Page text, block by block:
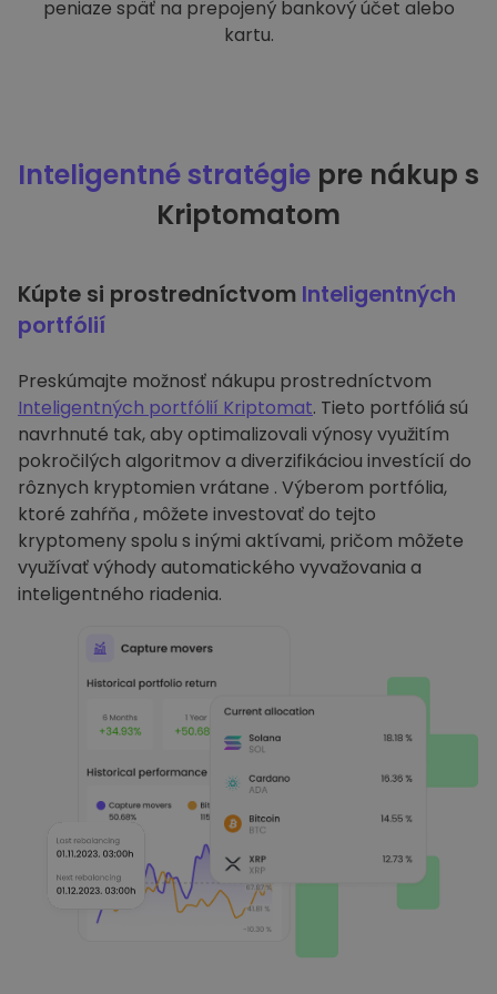
peniaze späť na prepojený bankový účet alebo
kartu.
Inteligentné stratégie pre nákup s
Kriptomatom
Kúpte si prostredníctvom Inteligentných
portfólií
Preskúmajte možnosť nákupu prostredníctvom
Inteligentných portfólií Kriptomat. Tieto portfóliá sú
navrhnuté tak, aby optimalizovali výnosy využitím
pokročilých algoritmov a diverzifikáciou investícií do
rôznych kryptomien vrátane . Výberom portfólia,
ktoré zahŕňa , môžete investovať do tejto
kryptomeny spolu s inými aktívami, pričom môžete
využívať výhody automatického vyvažovania a
inteligentného riadenia.